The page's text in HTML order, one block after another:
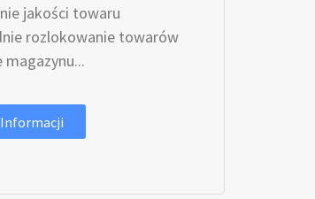
jakości towaru
rozlokowanie towarów
magazynu...